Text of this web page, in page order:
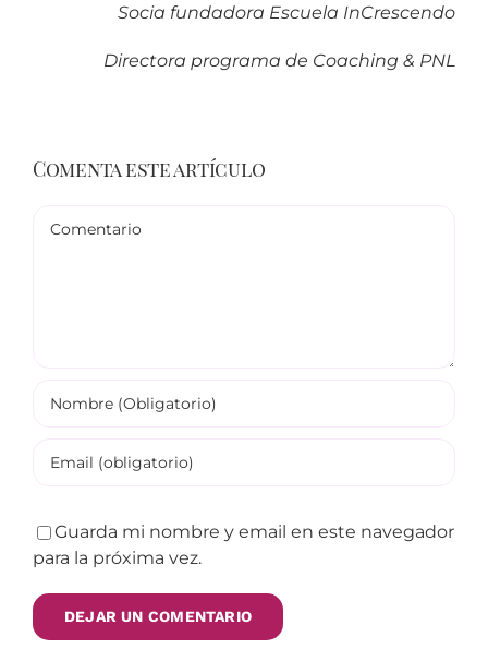
Socia fundadora Escuela InCrescendo
Directora programa de Coaching & PNL
Comenta este artículo
Guarda mi nombre y email en este navegador
para la próxima vez.